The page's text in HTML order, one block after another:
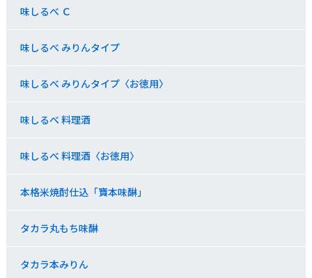
味しるべ Ｃ
味しるべ みりんタイプ
味しるべ みりんタイプ〈お徳用〉
味しるべ 料理酒
味しるべ 料理酒〈お徳用〉
本格米焼酎仕込「寶本味醂」
タカラ丸もち味醂
タカラ本みりん